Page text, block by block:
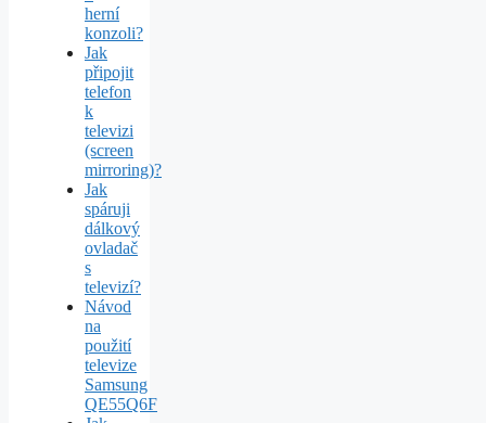
herní
konzoli?
Jak
připojit
telefon
k
televizi
(screen
mirroring)?
Jak
spáruji
dálkový
ovladač
s
televizí?
Návod
na
použití
televize
Samsung
QE55Q6F